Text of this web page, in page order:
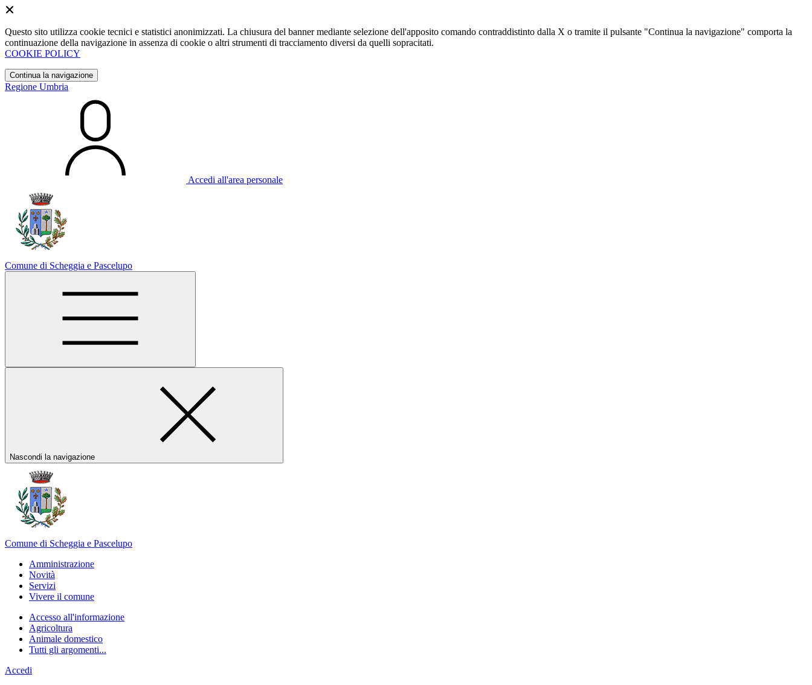
Questo sito utilizza cookie tecnici e statistici anonimizzati. La chiusura del banner mediante selezione dell'apposito comando contraddistinto dalla X o tramite il pulsante "Continua la navigazione" comporta la
continuazione della navigazione in assenza di cookie o altri strumenti di tracciamento diversi da quelli sopracitati.
COOKIE POLICY
Continua la navigazione
Regione Umbria
Accedi all'area personale
Comune di Scheggia e Pascelupo
Nascondi la navigazione
Comune di Scheggia e Pascelupo
Amministrazione
Novità
Servizi
Vivere il comune
Accesso all'informazione
Agricoltura
Animale domestico
Tutti gli argomenti...
Accedi